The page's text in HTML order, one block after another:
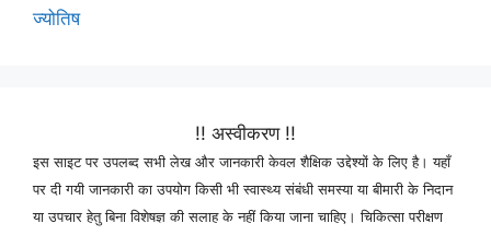
ज्योतिष
!! अस्वीकरण !!
इस साइट पर उपलब्द सभी लेख और जानकारी केवल शैक्षिक उद्देश्यों के लिए है। यहाँ
पर दी गयी जानकारी का उपयोग किसी भी स्वास्थ्य संबंधी समस्या या बीमारी के निदान
या उपचार हेतु बिना विशेषज्ञ की सलाह के नहीं किया जाना चाहिए। चिकित्सा परीक्षण